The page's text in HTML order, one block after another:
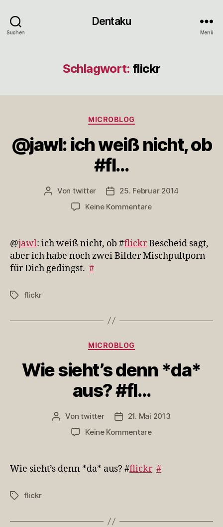
Suchen
Dentaku
Menü
Schlagwort: flickr
Kategorien
MICROBLOG
@jawl: ich weiß nicht, ob
#fl…
Beitragsautor
Von twitter Veröffentlichungsdatum
25. Februar 2014
Keine Kommentarezu
weiß
nicht,
ob
@jawl: ich weiß nicht, ob #flickrBescheid sagt,
aber ich habe noch zwei Bilder Mischpultporn
für Dich gedingst. #
Schlagwörter
flickr
Kategorien
MICROBLOG
Wie sieht’s denn *da*
aus? #fl…
Beitragsautor
Vontwitter Veröffentlichungsdatum
21. Mai 2013
Keine Kommentarezu
denn
*da*
Wie sieht’s denn *da* aus? #flickr #
Schlagwörter
flickr